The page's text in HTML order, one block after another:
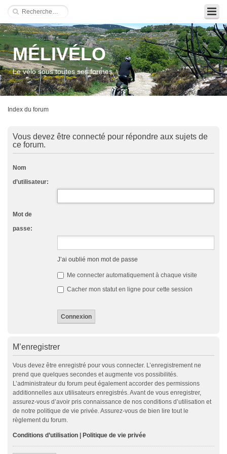
MÉLIVÉLO
Le vélo sous toutes ses formes
Index du forum
Vous devez être connecté pour répondre aux sujets de
ce forum.
Nom
d’utilisateur:
Mot de
passe:
J’ai oublié mon mot de passe
Me connecter automatiquement à chaque visite
Cacher mon statut en ligne pour cette session
M’enregistrer
Vous devez être enregistré pour vous connecter. L’enregistrement ne
prend que quelques secondes et augmente vos possibilités.
L’administrateur du forum peut également accorder des permissions
additionnelles aux utilisateurs enregistrés. Avant de vous enregistrer,
assurez-vous d’avoir pris connaissance de nos conditions d’utilisation et
de notre politique de vie privée. Assurez-vous de bien lire tout le
règlement du forum.
Conditions d’utilisation Politique de vie privée